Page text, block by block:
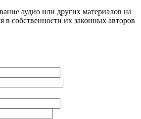
аудио или других материалов на
в собственности их законных авторов